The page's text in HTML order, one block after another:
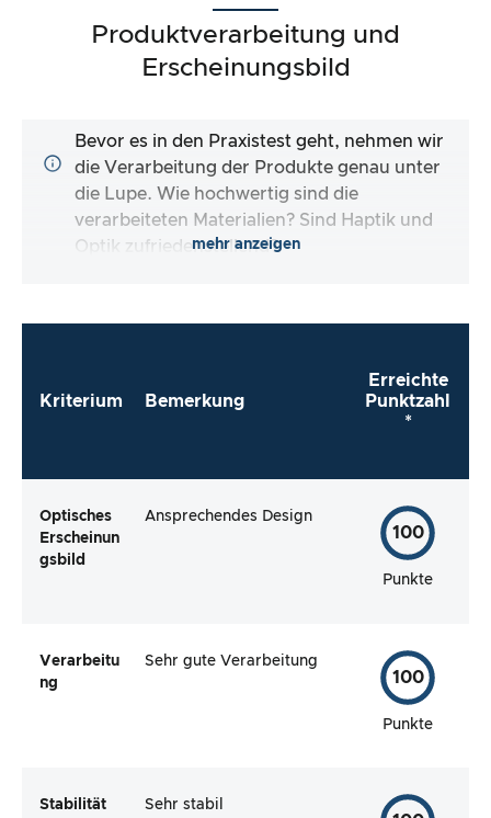
Produktverarbeitung und
Erscheinungsbild
Bevor es in den Praxistest geht, nehmen wir
die Verarbeitung der Produkte genau unter
die Lupe. Wie hochwertig sind die
verarbeiteten Materialien? Sind Haptik und
Optik zufriedenstellend?
mehr anzeigen
Kriterium Bemerkung
Erreichte
Punktzahl
*
Optisches
Erscheinun
gsbild
Ansprechendes Design
100
Punkte
Verarbeitu
ng
Sehr gute Verarbeitung
100
Punkte
Stabilität Sehr stabil